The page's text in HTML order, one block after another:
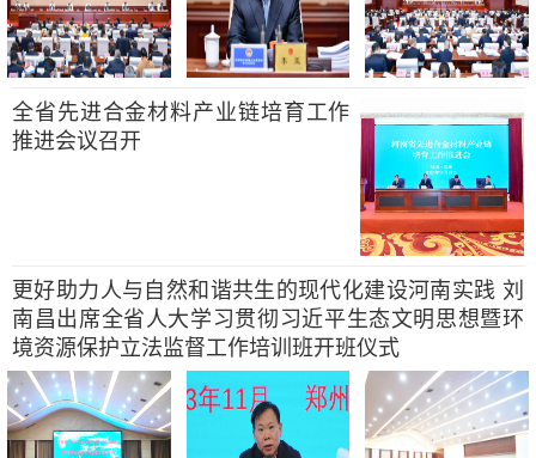
全省先进合金材料产业链培育工作
推进会议召开
更好助力人与自然和谐共生的现代化建设河南实践 刘
南昌出席全省人大学习贯彻习近平生态文明思想暨环
境资源保护立法监督工作培训班开班仪式